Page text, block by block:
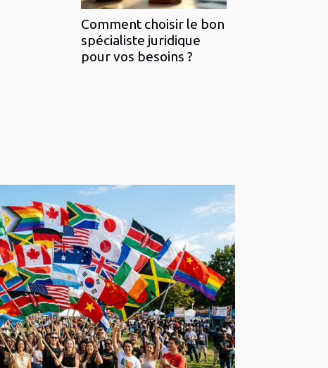
Comment choisir le bon
spécialiste juridique
pour vos besoins ?